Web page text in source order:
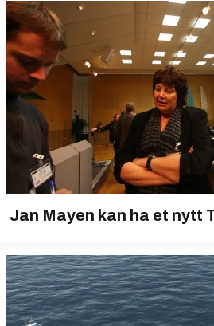
Jan Mayen kan ha et nytt